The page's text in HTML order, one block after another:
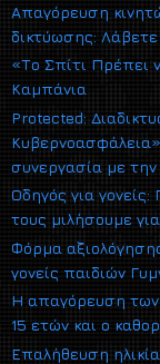
Απαγόρευση
δικτύωσης:
«Το Σπίτι Πρέπει
Καμπάνια
Protected:
συνεργασία με
Οδηγός για
τους μιλήσουμε
Φόρμα
γονείς παιδιών
Η απαγόρευση των
15 ετών και ο
Επαλήθευση